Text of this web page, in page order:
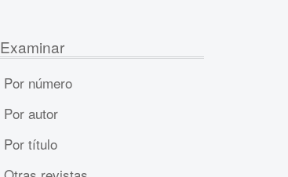
Examinar
Por número
Por autor
Por título